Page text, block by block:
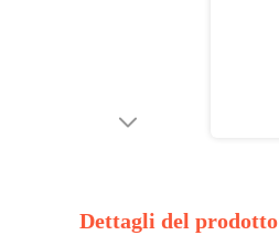
Dettagli del prodotto